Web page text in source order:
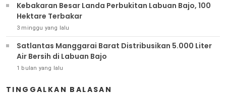
Kebakaran Besar Landa Perbukitan Labuan Bajo, 100
Hektare Terbakar
3 minggu yang lalu
Satlantas Manggarai Barat Distribusikan 5.000 Liter
Air Bersih di Labuan Bajo
1 bulan yang lalu
TINGGALKAN BALASAN